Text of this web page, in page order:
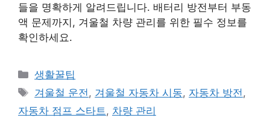
들을 명확하게 알려드립니다. 배터리 방전부터 부동
액 문제까지, 겨울철 차량 관리를 위한 필수 정보를
확인하세요.
카
테
리
생활꿀팁
태
그
겨울철 운전, 겨울철 자동차 시동, 자동차 방전,
자동차 점프 스타트, 차량 관리